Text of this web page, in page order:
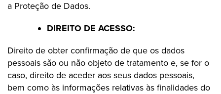
a Proteção de Dados.
DIREITO DE ACESSO:
Direito de obter confirmação de que os dados
pessoais são ou não objeto de tratamento e, se for o
caso, direito de aceder aos seus dados pessoais,
bem como às informações relativas às finalidades do